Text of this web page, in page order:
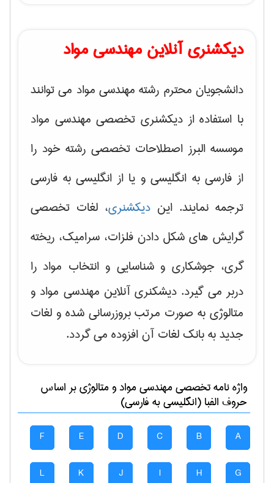
دیکشنری آنلاین مهندسی مواد
دانشجویان محترم رشته مهندسی مواد می توانند
با استفاده از دیکشنری تخصصی مهندسی مواد
موسسه البرز اصطلاحات تخصصی رشته خود را
از فارسی به انگلیسی و یا از انگلیسی به فارسی
ترجمه نمایند. این دیکشنری، لغات تخصصی
گرایش های شکل دادن فلزات، سرامیک، ریخته
گری، جوشکاری و شناسایی و انتخاب مواد را
دربر می گیرد. دیشکنری آنلاین مهندسی مواد و
متالوژی به صورت مرتب بروزرسانی شده و لغات
جدید به بانک لغات آن افزوده می گردد.
واژه نامه تخصصیمهندسی مواد و متالوژیبر اساس
حروف الفبا (انگلیسی به فارسی)
A
B
C
D
E
F
G
H
I
J
K
L